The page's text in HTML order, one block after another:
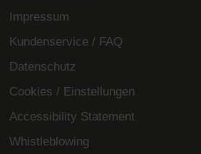
Impressum
Kundenservice / FAQ
Datenschutz
Cookies / Einstellungen
Accessibility Statement
Whistleblowing